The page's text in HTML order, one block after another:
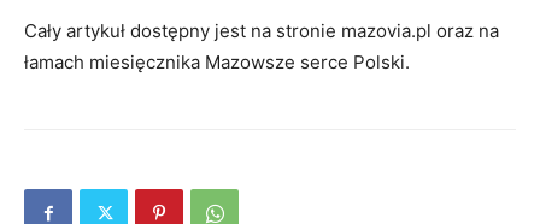
Cały artykuł dostępny jest na stronie mazovia.pl oraz na
łamach miesięcznika Mazowsze serce Polski.